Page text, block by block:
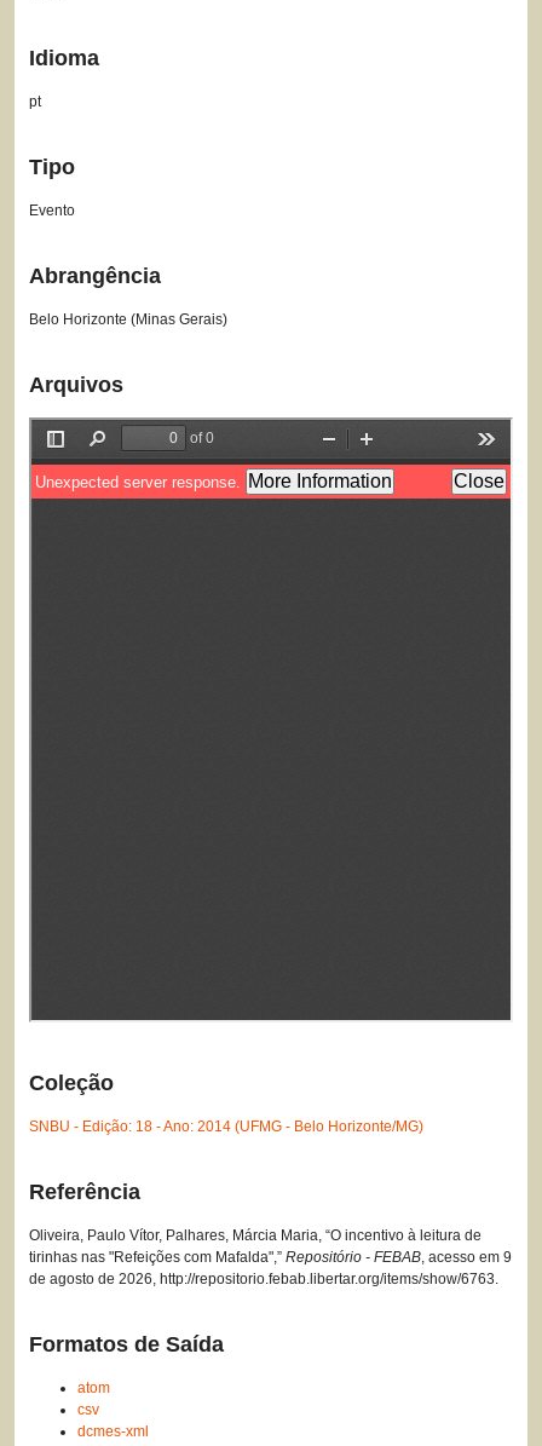
Idioma
pt
Tipo
Evento
Abrangência
Belo Horizonte (Minas Gerais)
Arquivos
Coleção
SNBU - Edição: 18 - Ano: 2014 (UFMG - Belo Horizonte/MG)
Referência
Oliveira, Paulo Vítor, Palhares, Márcia Maria, “O incentivo à leitura de
tirinhas nas "Refeições com Mafalda",” Repositório - FEBAB, acesso em 9
de agosto de 2026, http://repositorio.febab.libertar.org/items/show/6763.
Formatos de Saída
atom
csv
dcmes-xml